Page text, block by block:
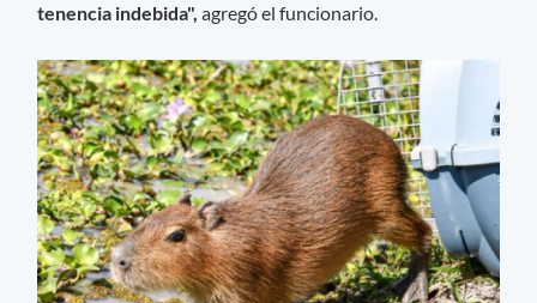
tenencia indebida",agregó el funcionario.